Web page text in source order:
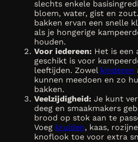
slechts enkele
bloem, water, gist en
bakken ervan een snelle
als je hongerige
houden.
Voor iedereen: Het is een
geschikt is voor
leeftijden. Zowel kinderen
kunnen meedoen en zo
bakken.
Veelzijdigheid: Je kunt
deeg en smaakmakers
brood op stok aan te
Voeg kruiden, kaas,
knoflook toe voor extra